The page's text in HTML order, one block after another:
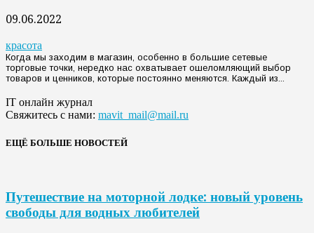
09.06.2022
красота
Когда мы заходим в магазин, особенно в большие сетевые
торговые точки, нередко нас охватывает ошеломляющий выбор
товаров и ценников, которые постоянно меняются. Каждый из...
IT онлайн журнал
Свяжитесь с нами: mavit_mail@mail.ru
ЕЩЁ БОЛЬШЕ НОВОСТЕЙ
Путешествие на моторной лодке: новый уровень
свободы для водных любителей